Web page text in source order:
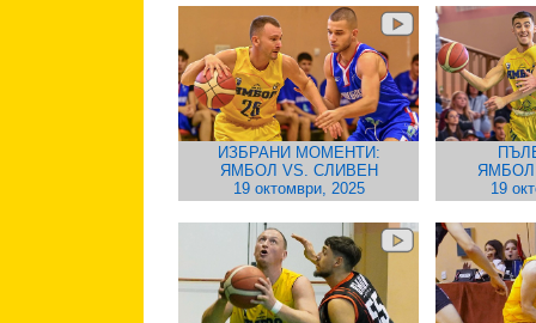
ИЗБРАНИ МОМЕНТИ:
ЯМБОЛ VS. СЛИВЕН
19 октомври, 2025
ЯМБОЛ
19